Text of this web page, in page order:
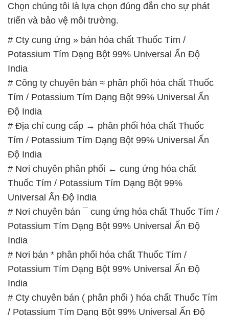
Chọn chúng tôi là lựa chọn đúng đắn cho sự phát
triển và bảo vệ môi trường.
# Cty cung ứng » bán hóa chất Thuốc Tím /
Potassium Tím Dạng Bột 99% Universal Ấn Độ
India
# Công ty chuyên bán ≈ phân phối hóa chất Thuốc
Tím / Potassium Tím Dạng Bột 99% Universal Ấn
Độ India
# Địa chỉ cung cấp → phân phối hóa chất Thuốc
Tím / Potassium Tím Dạng Bột 99% Universal Ấn
Độ India
# Nơi chuyên phân phối ← cung ứng hóa chất
Thuốc Tím / Potassium Tím Dạng Bột 99%
Universal Ấn Độ India
# Nơi chuyên bán ¯ cung ứng hóa chất Thuốc Tím /
Potassium Tím Dạng Bột 99% Universal Ấn Độ
India
# Nơi bán * phân phối hóa chất Thuốc Tím /
Potassium Tím Dạng Bột 99% Universal Ấn Độ
India
# Cty chuyên bán ( phân phối ) hóa chất Thuốc Tím
/ Potassium Tím Dạng Bột 99% Universal Ấn Độ